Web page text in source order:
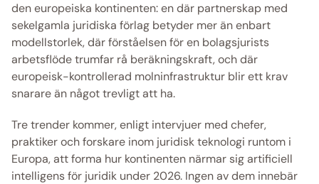
den europeiska kontinenten: en där partnerskap med
sekelgamla juridiska förlag betyder mer än enbart
modellstorlek, där förståelsen för en bolagsjurists
arbetsflöde trumfar rå beräkningskraft, och där
europeisk-kontrollerad molninfrastruktur blir ett krav
snarare än något trevligt att ha.
Tre trender kommer, enligt intervjuer med chefer,
praktiker och forskare inom juridisk teknologi runtom i
Europa, att forma hur kontinenten närmar sig artificiell
intelligens för juridik under 2026. Ingen av dem innebär